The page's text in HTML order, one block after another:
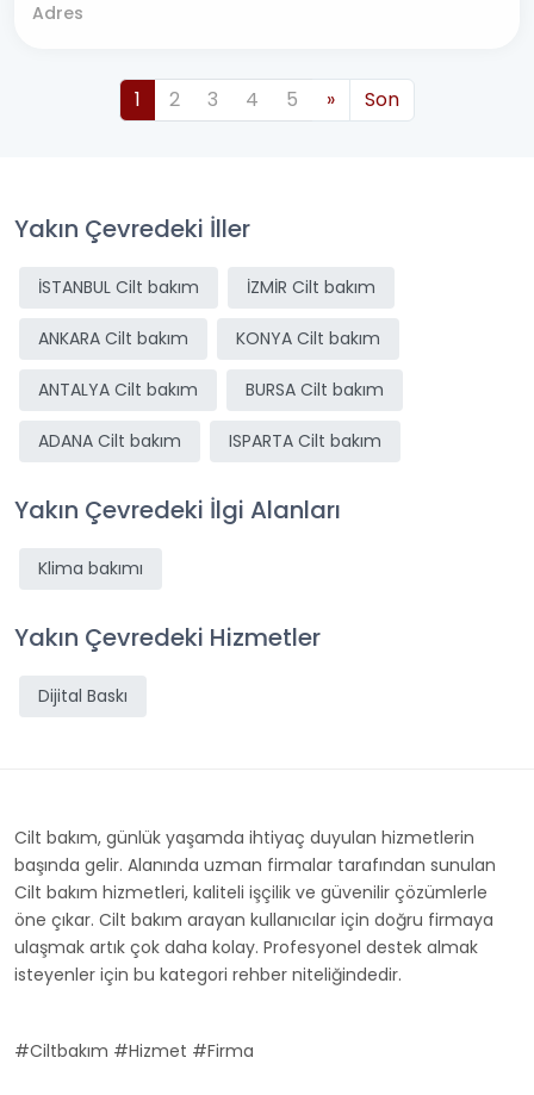
Adres
1 2 3 4 5 » Son
Yakın Çevredeki İller
İSTANBUL Cilt bakım İZMİR Cilt bakım
ANKARA Cilt bakım KONYA Cilt bakım
ANTALYA Cilt bakım BURSA Cilt bakım
ADANA Cilt bakım ISPARTA Cilt bakım
Yakın Çevredeki İlgi Alanları
Klima bakımı
Yakın Çevredeki Hizmetler
Dijital Baskı
Cilt bakım, günlük yaşamda ihtiyaç duyulan hizmetlerin
başında gelir. Alanında uzman firmalar tarafından sunulan
Cilt bakım hizmetleri, kaliteli işçilik ve güvenilir çözümlerle
öne çıkar. Cilt bakım arayan kullanıcılar için doğru firmaya
ulaşmak artık çok daha kolay. Profesyonel destek almak
isteyenler için bu kategori rehber niteliğindedir.
#Ciltbakım #Hizmet #Firma